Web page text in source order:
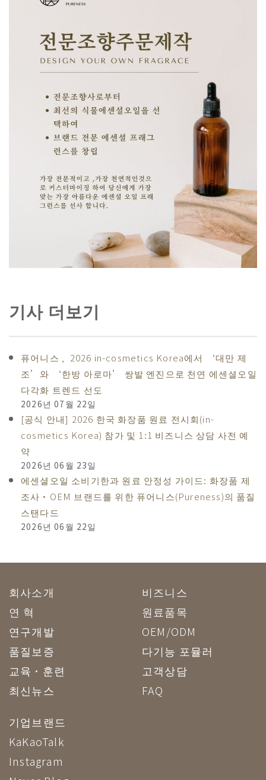
기사 더보기
퓨어니스 , 2026 in-cosmetics Korea에서 ‘대만 제
조’와 ‘한방 아로마’ 쌍발 엔진으로 천연 에센셜오일
다각화 트렌드 선도
2026년 07월 22일
[공식 안내] 2026 한국 화장품 원료 전시회(in-
cosmetics Korea) 참가 및 1:1 비즈니스 상담 사전 예
약
2026년 06월 23일
에센셜오일 소비기한과 원료 안정성 가이드: 화장품 제
조사·OEM 브랜드를 위한 퓨어니스(Pureness)의 품질
스탠다드
2026년 06월 22일
회사소개
연 혁
연구개발
품질보증
교육·훈련
최신뉴스
비즈니스
원료품목
OEM/ODM
다기능 포뮬러
고객상담
FAQ
기업브랜드
KaKaoTalk
Instagram